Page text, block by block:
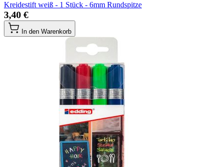
Kreidestift weiß - 1 Stück - 6mm Rundspitze
3,40 €
In den Warenkorb